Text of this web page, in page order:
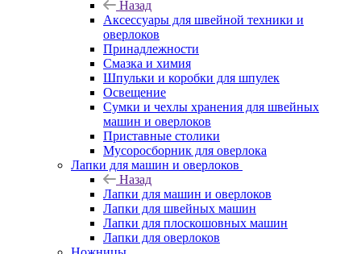
Назад
Аксессуары для швейной техники и
оверлоков
Принадлежности
Смазка и химия
Шпульки и коробки для шпулек
Освещение
Сумки и чехлы хранения для швейных
машин и оверлоков
Приставные столики
Мусоросборник для оверлока
Лапки для машин и оверлоков
Назад
Лапки для машин и оверлоков
Лапки для швейных машин
Лапки для плоскошовных машин
Лапки для оверлоков